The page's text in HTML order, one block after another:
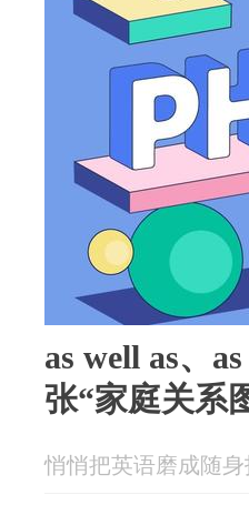
as well as、
张“家庭关系
悄悄把英语磨成随